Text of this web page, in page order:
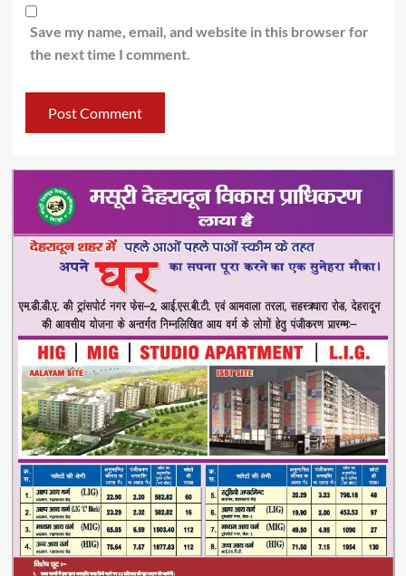
Save my name, email, and website in this browser for
the next time I comment.